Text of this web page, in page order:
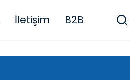
İletişim B2B